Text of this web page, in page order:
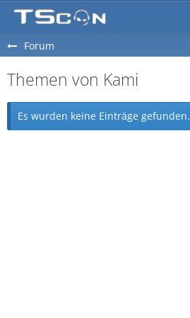
Forum
Themen von Kami
Es wurden keine Einträge gefunden.